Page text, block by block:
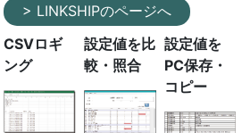
> LINKSHIPのページへ
CSVロギ
ング
設定値を比
較・照合
設定値を
PC保存・
コピー